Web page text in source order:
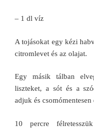
– 1 dl víz
A tojásokat egy kézi
citromlevet és az olajat.
Egy másik tálban
liszteket, a sót és a
adjuk és
10 percre